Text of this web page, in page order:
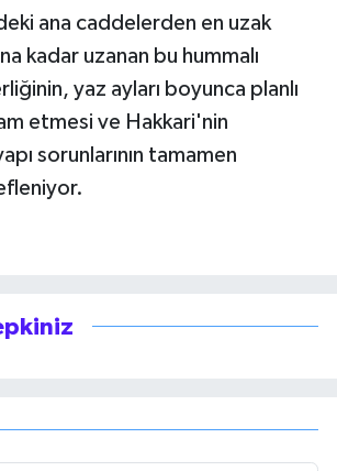
ana caddelerden en uzak
kadar uzanan bu hummalı
yaz ayları boyunca planlı
etmesi ve Hakkari'nin
sorunlarının tamamen